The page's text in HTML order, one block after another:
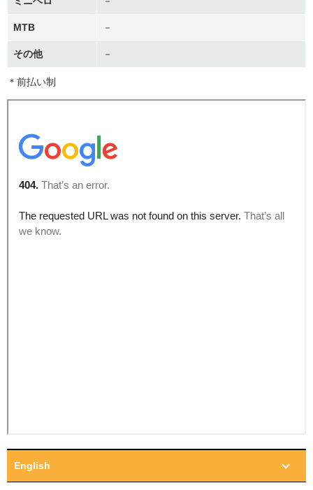
MTB －
その他 －
＊前払い制
English